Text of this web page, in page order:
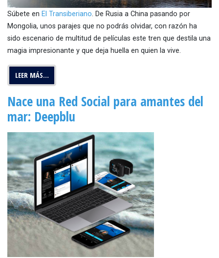
Súbete en El Transiberiano. De Rusia a China pasando por
Mongolia, unos parajes que no podrás olvidar, con razón ha
sido escenario de multitud de películas este tren que destila una
magia impresionante y que deja huella en quien la vive.
LEER MÁS…
Nace una Red Social para amantes del
mar: Deepblu